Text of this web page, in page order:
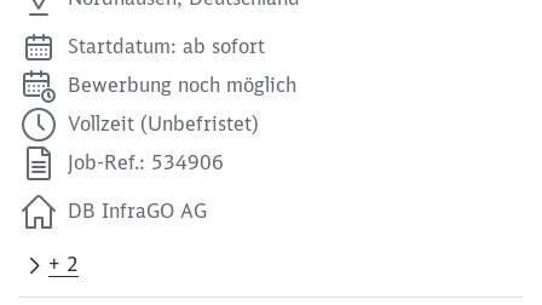
Startdatum: ab sofort
Bewerbung noch möglich
Vollzeit (Unbefristet)
Job-Ref.: 534906
DB InfraGO AG
+ 2